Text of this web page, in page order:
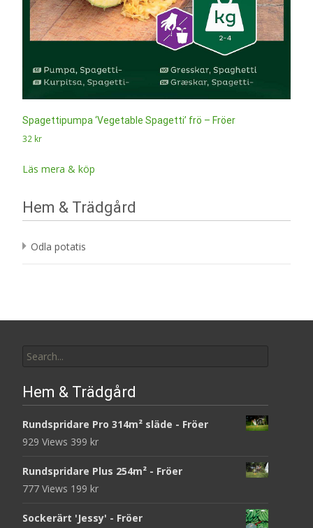
Spagettipumpa ‘Vegetable Spagetti’ frö – Fröer
32 kr
Läs mera & köp
Hem & Trädgård
Odla potatis
for:
Hem & Trädgård
Rundspridare Pro 314m² släde - Fröer
929 Views 399 kr
Rundspridare Plus 254m² - Fröer
777 Views 199 kr
Sockerärt 'Jessy' - Fröer